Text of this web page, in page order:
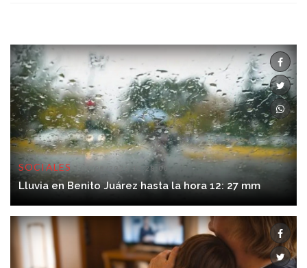
SOCIALES 06/08/2026 12:28:00
Lluvia en Benito Juárez hasta la hora 12: 27 mm